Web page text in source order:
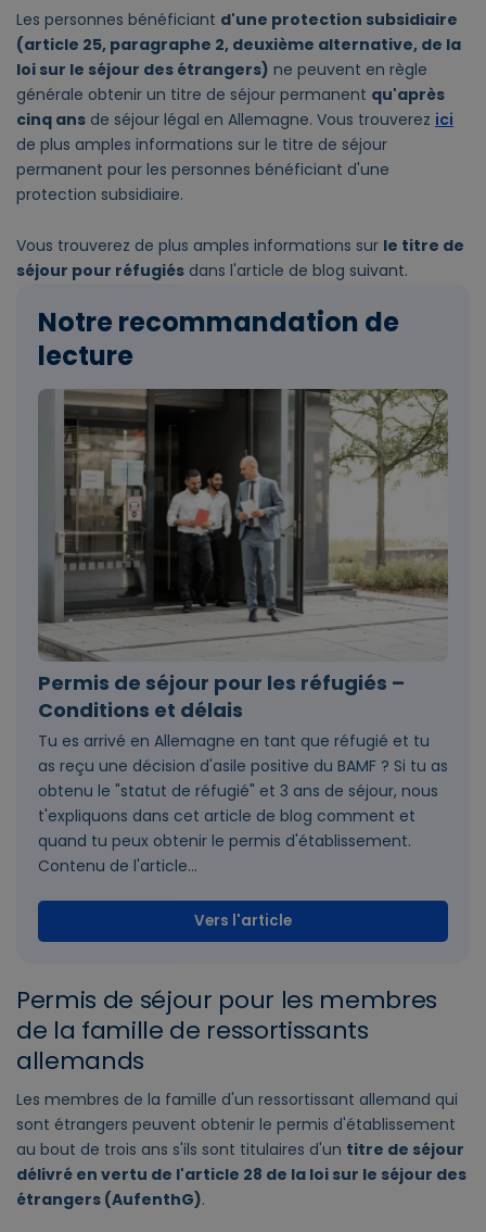
Les personnes bénéficiant d'une protection subsidiaire
(article 25, paragraphe 2, deuxième alternative, de la
loi sur le séjour des étrangers) ne peuvent en règle
générale obtenir un titre de séjour permanent qu'après
cinq ans de séjour légal en Allemagne. Vous trouverez ici
de plus amples informations sur le titre de séjour
permanent pour les personnes bénéficiant d'une
protection subsidiaire.
Vous trouverez de plus amples informations sur le titre de
séjour pour réfugiés dans l'article de blog suivant.
Notre recommandation de
lecture
Permis de séjour pour les réfugiés –
Conditions et délais
Tu es arrivé en Allemagne en tant que réfugié et tu
as reçu une décision d'asile positive du BAMF ? Si tu as
obtenu le "statut de réfugié" et 3 ans de séjour, nous
t'expliquons dans cet article de blog comment et
quand tu peux obtenir le permis d'établissement.
Contenu de l'article...
Vers l'article
Permis de séjour pour les membres
de la famille de ressortissants
allemands
Les membres de la famille d'un ressortissant allemand qui
sont étrangers peuvent obtenir le permis d'établissement
au bout de trois ans s'ils sont titulaires d'un titre de séjour
délivré en vertu de l'article 28 de la loi sur le séjour des
étrangers (AufenthG).